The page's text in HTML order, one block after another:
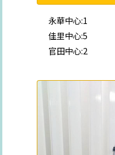
永華中心:1
佳里中心:5
官田中心:2